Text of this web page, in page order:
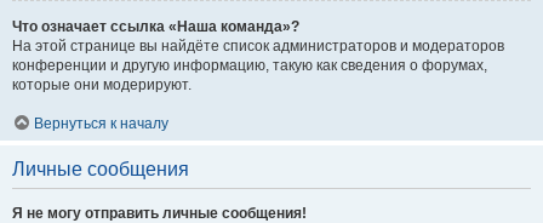
Что означает ссылка «Наша команда»?
На этой странице вы найдёте список администраторов и модераторов
конференции и другую информацию, такую как сведения о форумах,
которые они модерируют.
Вернуться к началу
Личные сообщения
Я не могу отправить личные сообщения!